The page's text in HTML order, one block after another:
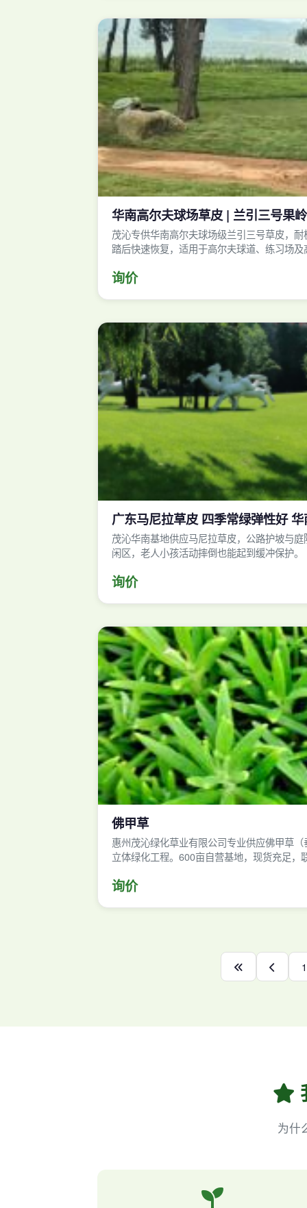
华南高尔夫球场草皮 | 兰引三号果
茂沁专供华南高尔夫球场级兰引三号草皮，
踏后快速恢复，适用于高尔夫球道、练习场
询价
广东马尼拉草皮 四季常绿弹性好
茂沁华南基地供应马尼拉草皮，公路护坡与
闲区，老人小孩活动摔倒也能起到缓冲保护。
询价
佛甲草
惠州茂沁绿化草业有限公司专业供应佛甲草
立体绿化工程。600亩自营基地，现货充足
询价
1
为什